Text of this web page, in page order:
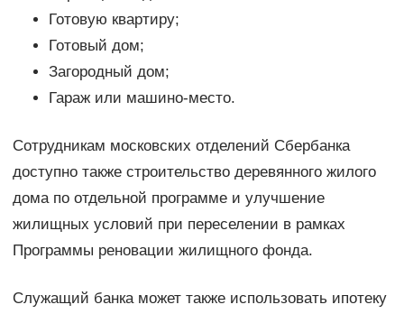
Готовую квартиру;
Готовый дом;
Загородный дом;
Гараж или машино-место.
Сотрудникам московских отделений Сбербанка
доступно также строительство деревянного жилого
дома по отдельной программе и улучшение
жилищных условий при переселении в рамках
Программы реновации жилищного фонда.
Служащий банка может также использовать ипотеку